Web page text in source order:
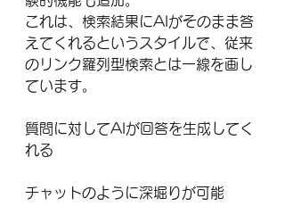
これは、検索結果にAIがそのまま答
えてくれるというスタイルで、従来
のリンク羅列型検索とは一線を画し
ています。
質問に対してAIが回答を生成してく
れる
チャットのように深堀りが可能